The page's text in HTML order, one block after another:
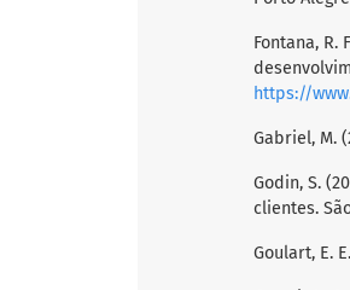
Fontana, R.
https://
Gabriel, M.
Godin, S.
clientes.
Goulart, E.